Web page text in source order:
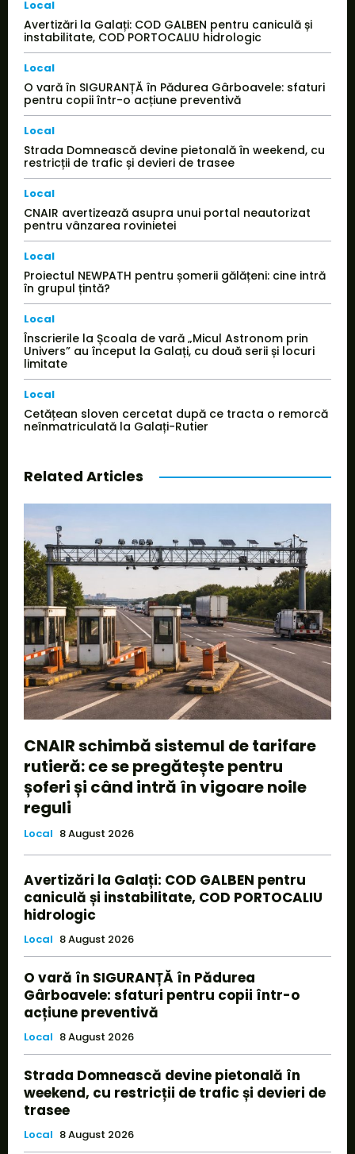
Local
Avertizări la Galați: COD GALBEN pentru caniculă și
instabilitate, COD PORTOCALIU hidrologic
Local
O vară în SIGURANȚĂ în Pădurea Gârboavele: sfaturi
pentru copii într-o acțiune preventivă
Local
Strada Domnească devine pietonală în weekend, cu
restricții de trafic și devieri de trasee
Local
CNAIR avertizează asupra unui portal neautorizat
pentru vânzarea rovinietei
Local
Proiectul NEWPATH pentru șomerii gălățeni: cine intră
în grupul țintă?
Local
Înscrierile la Școala de vară „Micul Astronom prin
Univers” au început la Galați, cu două serii și locuri
limitate
Local
Cetățean sloven cercetat după ce tracta o remorcă
neînmatriculată la Galați-Rutier
Related Articles
CNAIR schimbă sistemul de tarifare
rutieră: ce se pregătește pentru
șoferi și când intră în vigoare noile
reguli
Local 8 August 2026
Avertizări la Galați: COD GALBEN pentru
caniculă și instabilitate, COD PORTOCALIU
hidrologic
Local 8 August 2026
O vară în SIGURANȚĂ în Pădurea
Gârboavele: sfaturi pentru copii într-o
acțiune preventivă
Local 8 August 2026
Strada Domnească devine pietonală în
weekend, cu restricții de trafic și devieri de
trasee
Local 8 August 2026